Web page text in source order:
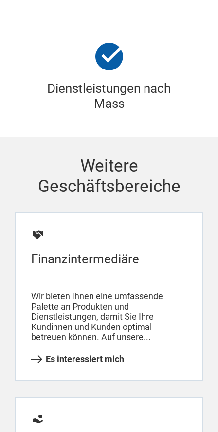
Dienstleistungen nach
Mass
Weitere
Geschäftsbereiche
Finanzintermediäre
Wir bieten Ihnen eine umfassende
Palette an Produkten und
Dienstleistungen, damit Sie Ihre
Kundinnen und Kunden optimal
betreuen können. Auf unsere...
Es interessiert mich